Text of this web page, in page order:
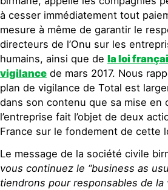
à cesser immédiatement tout
mesure à même de garantir le
directeurs de l’Onu sur les
humains, ainsi que de la loi
vigilance de mars 2017. Nous
plan de vigilance de Total est
dans son contenu que sa mise
l’entreprise fait l’objet de deux
France sur le fondement de cette
Le message de la société civile
vous continuez le “business as
tiendrons pour responsables de